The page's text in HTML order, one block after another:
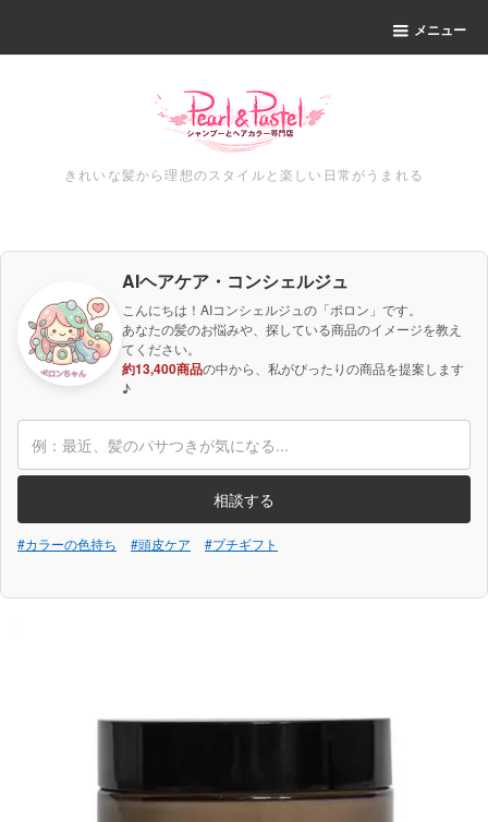
メニュー
きれいな髪から理想のスタイルと楽しい日常がうまれる
AIヘアケア・コンシェルジュ
こんにちは！AIコンシェルジュの「ポロン」です。
あなたの髪のお悩みや、探している商品のイメージを教え
てください。
約13,400商品の中から、私がぴったりの商品を提案します
♪
相談する
#カラーの色持ち #頭皮ケア #プチギフト